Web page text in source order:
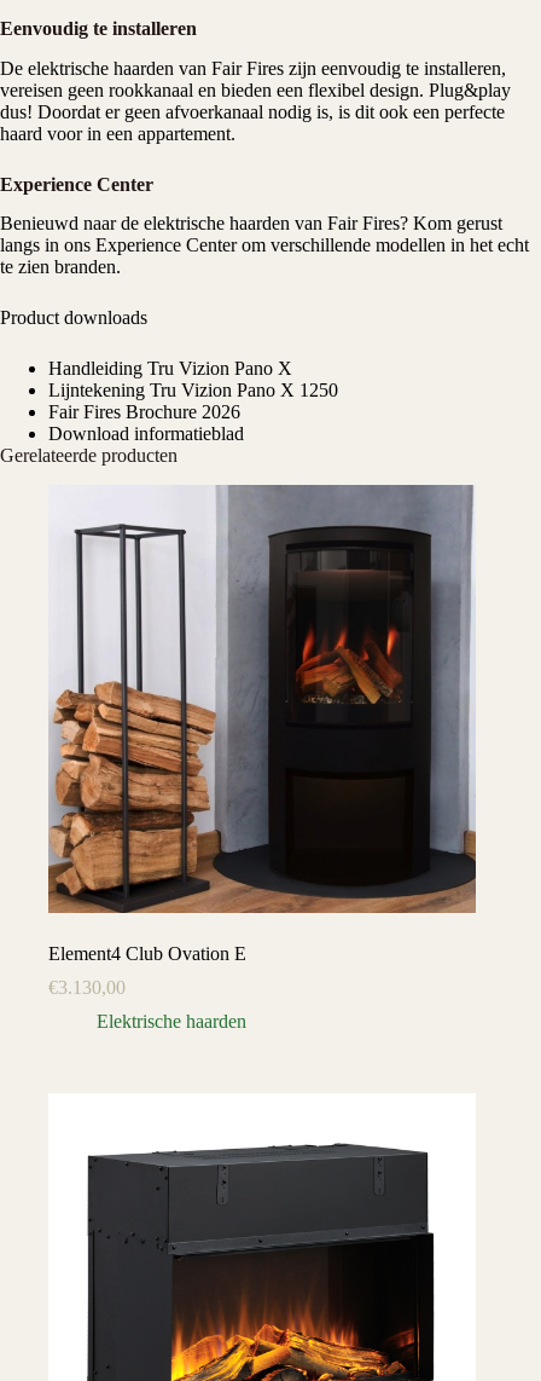
Eenvoudig te installeren
De elektrische haarden van Fair Fires zijn eenvoudig te installeren,
vereisen geen rookkanaal en bieden een flexibel design. Plug&play
dus! Doordat er geen afvoerkanaal nodig is, is dit ook een perfecte
haard voor in een appartement.
Experience Center
Benieuwd naar de elektrische haarden van Fair Fires? Kom gerust
langs in ons Experience Centerom verschillende modellen in het echt
te zien branden.
Product downloads
Handleiding Tru Vizion Pano X
Lijntekening Tru Vizion Pano X 1250
Fair Fires Brochure 2026
Download informatieblad
Gerelateerde producten
Element4 Club Ovation E
€3.130,00
Elektrische haarden